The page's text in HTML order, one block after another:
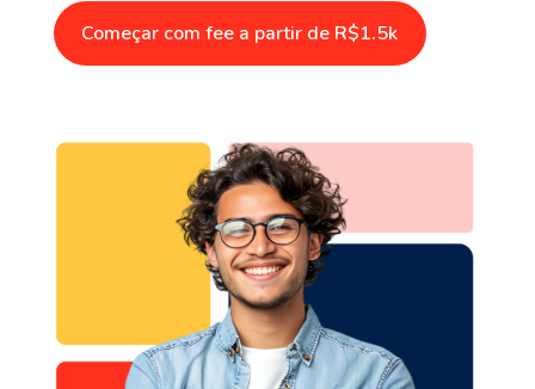
Começar com fee a partir de R$1.5k